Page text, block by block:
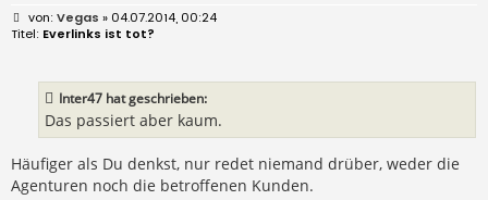
B
e
Vegas » 04.07.2014, 00:24
Everlinks ist tot?
Inter47 hat geschrieben:
Das passiert aber kaum.
Häufiger als Du denkst, nur redet niemand drüber, weder die
Agenturen noch die betroffenen Kunden.